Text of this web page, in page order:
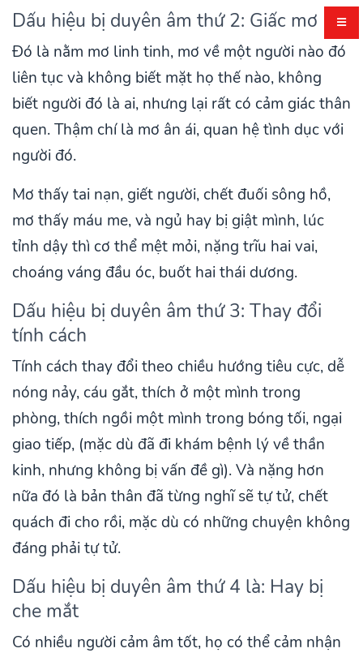
Dấu hiệu bị duyên âm thứ 2: Giấc mơ
Đó là nằm mơ linh tinh, mơ về một người nào đó
liên tục và không biết mặt họ thế nào, không
biết người đó là ai, nhưng lại rất có cảm giác thân
quen. Thậm chí là mơ ân ái, quan hệ tình dục với
người đó.
Mơ thấy tai nạn, giết người, chết đuối sông hồ,
mơ thấy máu me, và ngủ hay bị giật mình, lúc
tỉnh dậy thì cơ thể mệt mỏi, nặng trĩu hai vai,
choáng váng đầu óc, buốt hai thái dương.
Dấu hiệu bị duyên âm thứ 3: Thay đổi
tính cách
Tính cách thay đổi theo chiều hướng tiêu cực, dễ
nóng nảy, cáu gắt, thích ở một mình trong
phòng, thích ngồi một mình trong bóng tối, ngại
giao tiếp, (mặc dù đã đi khám bệnh lý về thần
kinh, nhưng không bị vấn đề gì). Và nặng hơn
nữa đó là bản thân đã từng nghĩ sẽ tự tử, chết
quách đi cho rồi, mặc dù có những chuyện không
đáng phải tự tử.
Dấu hiệu bị duyên âm thứ 4 là: Hay bị
che mắt
Có nhiều người cảm âm tốt, họ có thể cảm nhận